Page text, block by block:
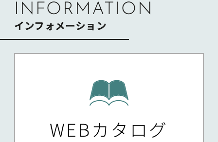
INFORMATION
インフォメーション
WEBカタログ